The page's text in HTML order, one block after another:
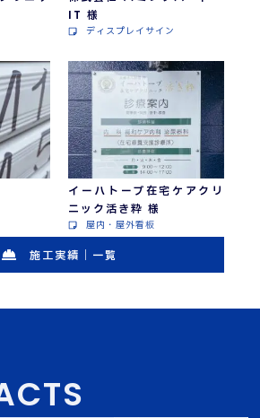
IT 様
ディスプレイサイン
イーハトーブ在宅ケアクリ
ニック活き粋 様
屋内・屋外看板
施工実績｜一覧